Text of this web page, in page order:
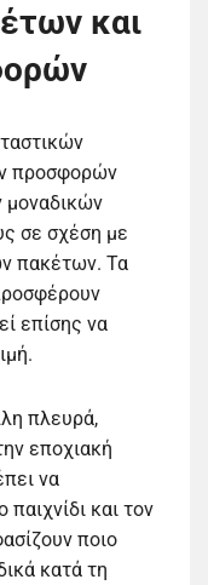
και
προσφορών
μοναδικών
σε σχέση με
πακέτων. Τα
επίσης να
πλευρά,
εποχιακή
να
και τον
ποιο
κατά τη